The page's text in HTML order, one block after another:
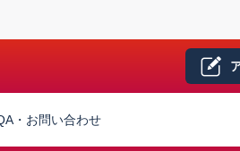
・お問い合わせ